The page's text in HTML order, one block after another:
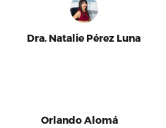
Dra. Natalie Pérez Luna
Orlando Alomá